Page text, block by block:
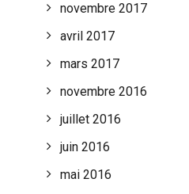
novembre 2017
avril 2017
mars 2017
novembre 2016
juillet 2016
juin 2016
mai 2016